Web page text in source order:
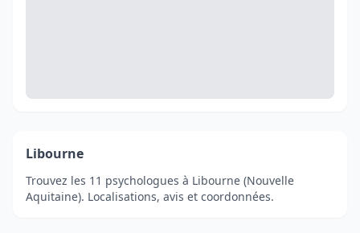
Libourne
Trouvez les 11 psychologues à Libourne (Nouvelle
Aquitaine). Localisations, avis et coordonnées.